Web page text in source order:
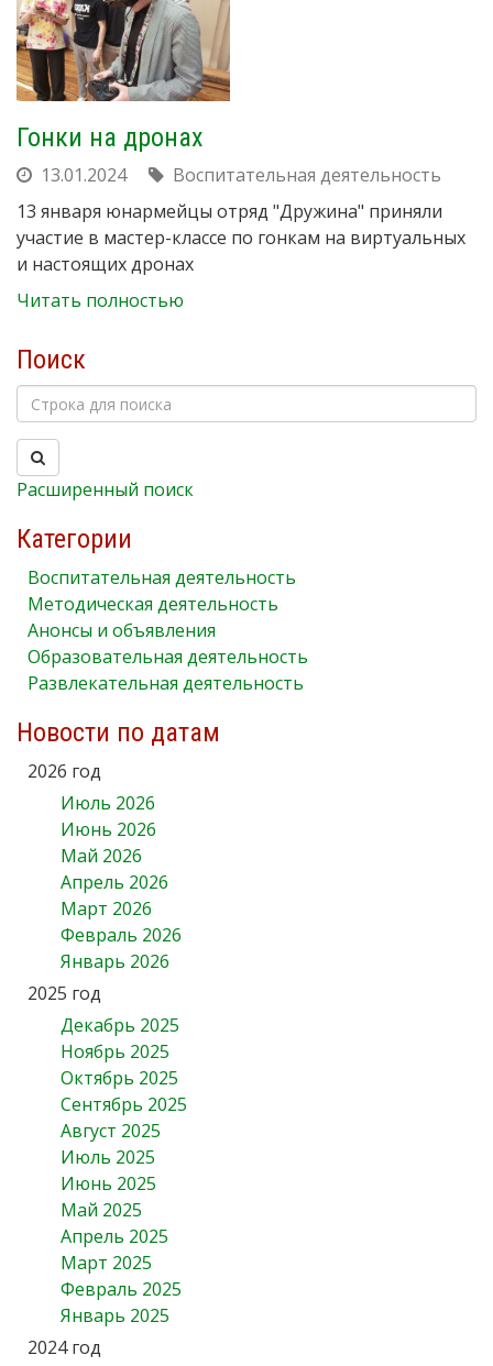
Гонки на дронах
13.01.2024
Воспитательная деятельность
13 января юнармейцы отряд "Дружина" приняли
участие в мастер-классе по гонкам на виртуальных
и настоящих дронах
Читать полностью
Поиск
Расширенный поиск
Категории
Воспитательная деятельность
Методическая деятельность
Анонсы и объявления
Образовательная деятельность
Развлекательная деятельность
Новости по датам
2026 год
Июль 2026
Июнь 2026
Май 2026
Апрель 2026
Март 2026
Февраль 2026
Январь 2026
2025 год
Декабрь 2025
Ноябрь 2025
Октябрь 2025
Сентябрь 2025
Август 2025
Июль 2025
Июнь 2025
Май 2025
Апрель 2025
Март 2025
Февраль 2025
Январь 2025
2024 год